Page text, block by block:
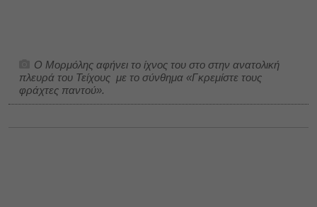
Ο Μορμόλης αφήνει το ίχνος του στο στην ανατολική
πλευρά του Τείχους με το σύνθημα «Γκρεμίστε τους
φράχτες παντού».